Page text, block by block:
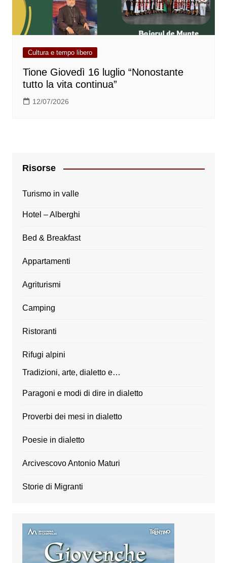
Cultura e tempo libero
Tione Giovedì 16 luglio “Nonostante
tutto la vita continua”
12/07/2026
Risorse
Turismo in valle
Hotel – Alberghi
Bed & Breakfast
Appartamenti
Agriturismi
Camping
Ristoranti
Rifugi alpini
Tradizioni, arte, dialetto e…
Paragoni e modi di dire in dialetto
Proverbi dei mesi in dialetto
Poesie in dialetto
Arcivescovo Antonio Maturi
Storie di Migranti